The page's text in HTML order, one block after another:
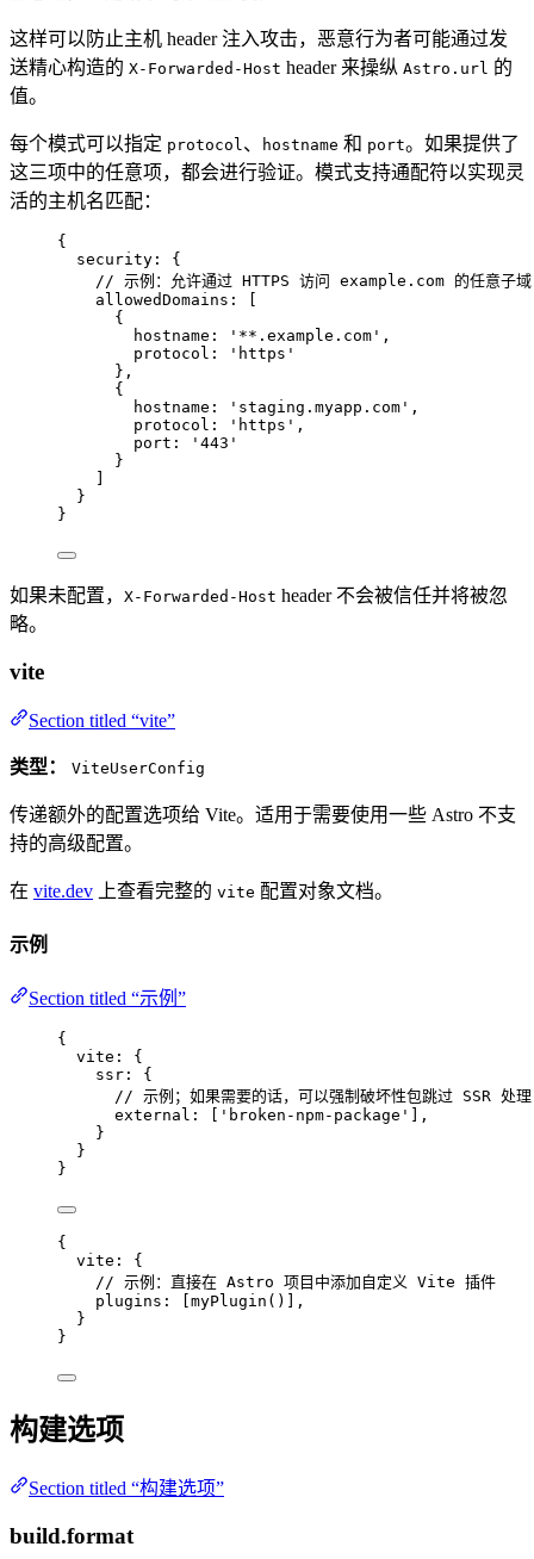
这样可以防止主机 header 注入攻击，恶意行为者可能通过发
送精心构造的 X-Forwarded-Host header 来操纵 Astro.url 的
值。
每个模式可以指定 protocol、 hostname 和 port。如果提供了
这三项中的任意项，都会进行验证。模式支持通配符以实现灵
活的主机名匹配：
{
security: {
// 示例：允许通过 HTTPS 访问 example.com 的任意子域
allowedDomains: [
{
hostname:
' **.example.com ' ,
protocol:
' https '
},
{
hostname:
' staging.myapp.com ' ,
protocol:
' https ' ,
port:
' 443 '
}
}
}
如果未配置， X-Forwarded-Host header 不会被信任并将被忽
略。
vite
Section titled “vite”
类型： ViteUserConfig
传递额外的配置选项给 Vite。适用于需要使用一些 Astro 不支
持的高级配置。
在 vite.dev 上查看完整的 vite 配置对象文档。
示例
Section titled “示例”
{
vite: {
ssr: {
// 示例；如果需要的话，可以强制破坏性包跳过 SSR 处理
external: [
' broken-npm-package '
],
}
}
}
{
vite: {
// 示例：直接在 Astro 项目中添加自定义 Vite 插件
plugins: [ myPlugin ()],
}
}
构建选项
Section titled “构建选项”
build.format